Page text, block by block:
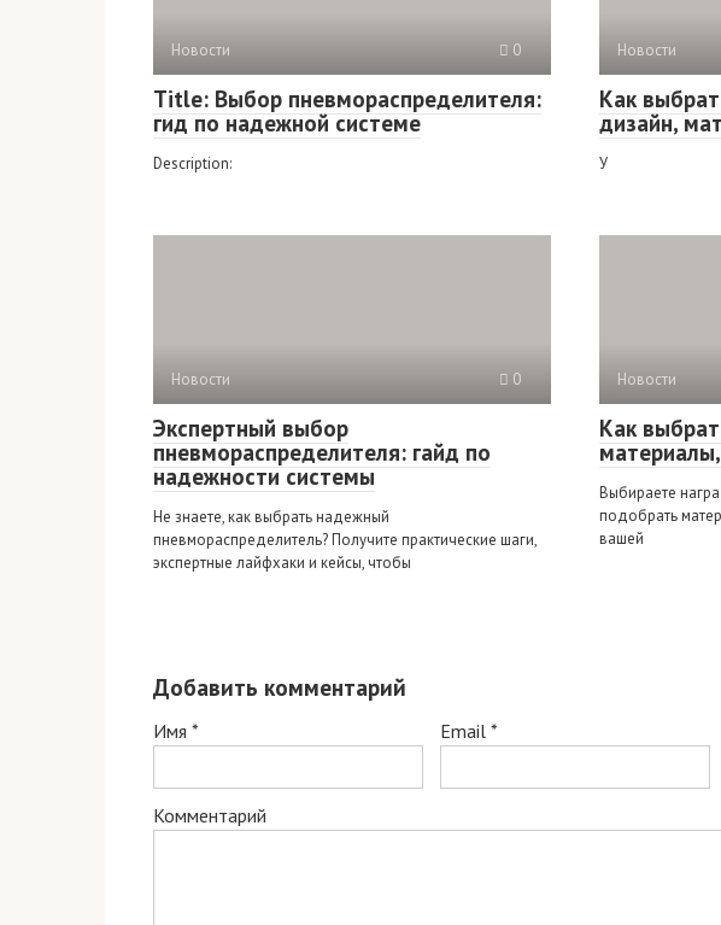
Новости 0
Title: Выбор пневмораспределителя:
гид по надежной системе
Description:
Новости
Как
дизайн,
У
Новости 0
Экспертный выбор
пневмораспределителя: гайд по
надежности системы
Не знаете, как выбрать надежный
пневмораспределитель? Получите практические шаги,
экспертные лайфхаки и кейсы, чтобы
Новости
Как
Выбираете
подобрать
вашей
Добавить комментарий
Имя * Email *
Комментарий